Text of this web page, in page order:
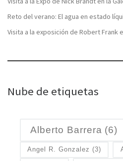
Reto del verano: El agua en estado
Visita a la exposición de Robert Frank
Nube de etiquetas
Alberto Barrera (6)
Angel R. Gonzalez (3)